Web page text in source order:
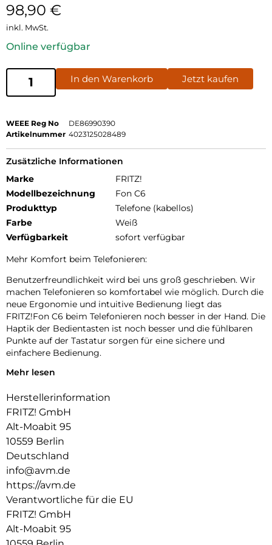
98,90 €
inkl. MwSt.
Online verfügbar
In den Warenkorb Jetzt kaufen
WEEE Reg No
DE86990390
Artikelnummer 4023125028489
Zusätzliche Informationen
Marke
FRITZ!
Modellbezeichnung
Fon C6
Produkttyp
Telefone (kabellos)
Farbe
Weiß
Verfügbarkeit
sofort verfügbar
Mehr Komfort beim Telefonieren:
Benutzerfreundlichkeit wird bei uns groß geschrieben. Wir
machen Telefonieren so komfortabel wie möglich. Durch die
neue Ergonomie und intuitive Bedienung liegt das
FRITZ!Fon C6 beim Telefonieren noch besser in der Hand. Die
Haptik der Bedientasten ist noch besser und die fühlbaren
Punkte auf der Tastatur sorgen für eine sichere und
einfachere Bedienung.
Individuelle Startbildschirme und Designs:
Behalten Sie die Anrufe immer im Blick oder wählen Sie
einen Startbildschirm mit technischen Daten Ihrer
FRITZ!Box wie Verbindungsstatus und WLAN-Nutzung.
Entscheiden Sie sich alternativ für das Retro-Design mit
einer analogen Uhr in verschiedenen Ausführungen. Sie
haben die Wahl!
Natürlicher Sound dank HD-Telefonie:
Das FRITZ!Fon C6 unterstützt für die beste Verständlichkeit
HD-Telefonie, die Stimmen natürlicher überträgt als eine
herkömmliche Sprachübertragung. Telefonieren genießen –
beim FRITZ!Fon C6 mit angenehm klarem Klang.
Mehr lesen
Herstellerinformation
FRITZ! GmbH
Alt-Moabit 95
10559 Berlin
Deutschland
info@avm.de
https://avm.de
Verantwortliche für die EU
FRITZ! GmbH
Alt-Moabit 95